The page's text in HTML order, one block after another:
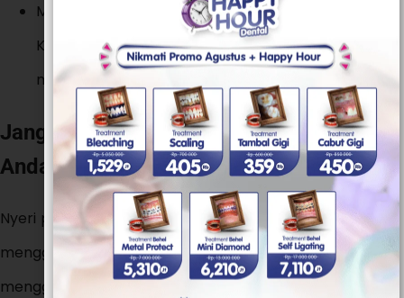
Makan makanan yang sehat dan bergizi:
Konsumsi makanan kaya vitamin C untuk
membantu memperkuat gusi.
Jangan Tunda Perawatan Gigi Bungsu
Anda!
Nyeri pada gigi bukan hanya masalah rasa sakit yang
mengganggu. Rasa sakit yang dibiarkan dapat
mengganggu aktivitas sehari-hari, seperti makan,